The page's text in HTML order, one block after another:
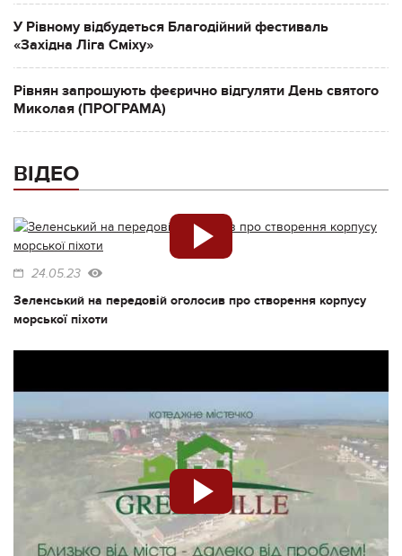
У Рівному відбудеться Благодійний фестиваль
«Західна Ліга Сміху»
Рівнян запрошують феєрично відгуляти День святого
Миколая (ПРОГРАМА)
ВІДЕО
24.05.23
Зеленський на передовій оголосив про створення корпусу
морської піхоти